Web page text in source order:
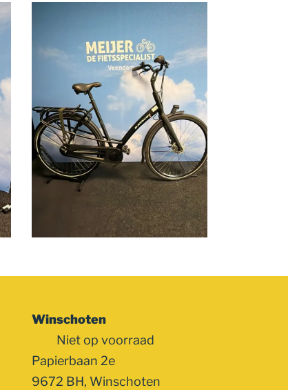
Winschoten
Niet op voorraad
Papierbaan 2e
9672 BH, Winschoten